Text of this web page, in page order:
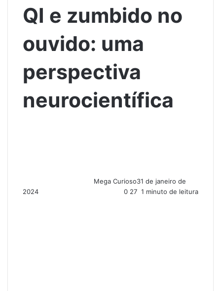
QI e zumbido no
ouvido: uma
perspectiva
neurocientífica
Mega Curioso31 de janeiro de
2024
0 27 1 minuto de leitura